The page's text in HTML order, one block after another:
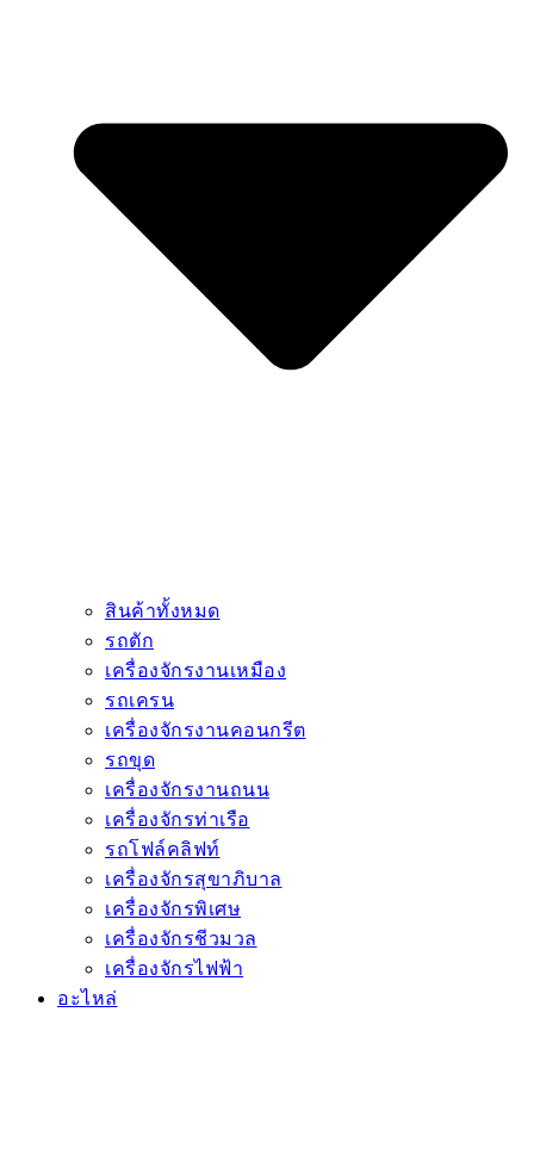
สินค้าทั้งหมด
รถตัก
เครื่องจักรงานเหมือง
รถเครน
เครื่องจักรงานคอนกรีต
รถขุด
เครื่องจักรงานถนน
เครื่องจักรท่าเรือ
รถโฟล์คลิฟท์
เครื่องจักรสุขาภิบาล
เครื่องจักรพิเศษ
เครื่องจักรชีวมวล
เครื่องจักรไฟฟ้า
อะไหล่